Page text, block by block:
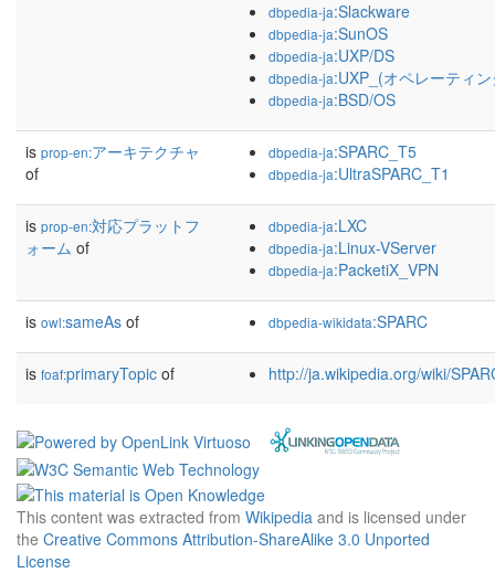
dbpedia-ja:Slackware
dbpedia-ja:SunOS
dbpedia-ja:UXP/DS
dbpedia-ja:UXP_(オペレーティ
dbpedia-ja:BSD/OS
is prop-en:アーキテクチャ
of
dbpedia-ja:SPARC_T5
dbpedia-ja:UltraSPARC_T1
is prop-en:対応プラットフ
ォーム of
dbpedia-ja:LXC
dbpedia-ja:Linux-VServer
dbpedia-ja:PacketiX_VPN
is owl:sameAs of dbpedia-wikidata:SPARC
is foaf:primaryTopic of http://ja.wikipedia.org/wiki/
This content was extracted from Wikipedia and is licensed under
the Creative Commons Attribution-ShareAlike 3.0 Unported
License